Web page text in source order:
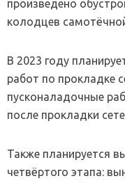
произведено
колодцев
В 2023 году
работ по прокладке
пусконаладочные
после прокладки
Также планируется
четвёртого этапа: